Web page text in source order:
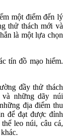
một điểm đến lý
thử thách mới và
là một lựa chọn
tín đồ mạo hiểm.
đầy thử thách
những dãy núi
địa điểm thu
để đạt được đỉnh
leo núi, câu cá,